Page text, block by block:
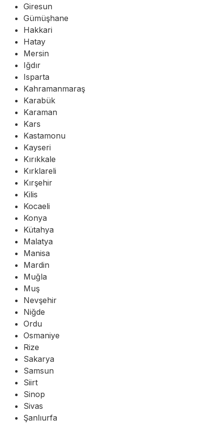
Giresun
Gümüşhane
Hakkari
Hatay
Mersin
Iğdır
Isparta
Kahramanmaraş
Karabük
Karaman
Kars
Kastamonu
Kayseri
Kırıkkale
Kırklareli
Kırşehir
Kilis
Kocaeli
Konya
Kütahya
Malatya
Manisa
Mardin
Muğla
Muş
Nevşehir
Niğde
Ordu
Osmaniye
Rize
Sakarya
Samsun
Siirt
Sinop
Sivas
Şanlıurfa